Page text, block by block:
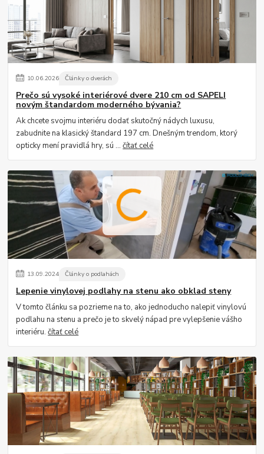
10.06.2026 Články o dverách
Prečo sú vysoké interiérové dvere 210 cm od SAPELI
novým štandardom moderného bývania?
Ak chcete svojmu interiéru dodať skutočný nádych luxusu,
zabudnite na klasický štandard 197 cm. Dnešným trendom, ktorý
opticky mení pravidlá hry, sú ...čítať celé
13.09.2024 Články o podlahách
Lepenie vinylovej podlahy na stenu ako obklad steny
V tomto článku sa pozrieme na to, ako jednoducho nalepiť vinylovú
podlahu na stenu a prečo je to skvelý nápad pre vylepšenie vášho
interiéru.čítať celé